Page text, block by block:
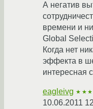
А негатив
времени и
Global
Когда нет
эффекта в
интересная
eagleivg
10.06.2011